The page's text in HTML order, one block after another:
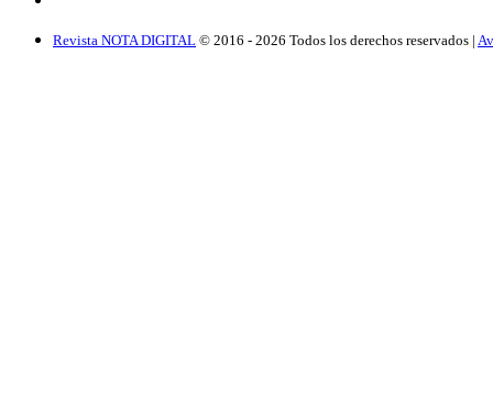
Revista NOTA DIGITAL © 2016 - 2026 Todos los derechos reservados |